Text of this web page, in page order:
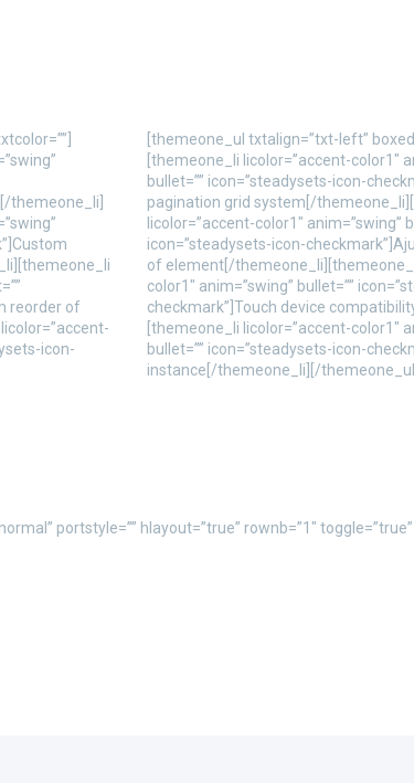
themeone_li]
reorder of
icon-
[themeone_ul txtalign=”txt-left”
[themeone_li licolor=”accent-color1″
bullet=”” icon=”steadysets-icon-
pagination grid system[/
licolor=”accent-color1″ anim=”swing”
icon=”steadysets-icon-
of element[/
color1″ anim=”swing” bullet=””
checkmark”]Touch device
[themeone_li licolor=”accent-color1″
bullet=”” icon=”steadysets-icon-
instance[/themeone_li][/themeone_ul]
portstyle=”” hlayout=”true” rownb=”1″